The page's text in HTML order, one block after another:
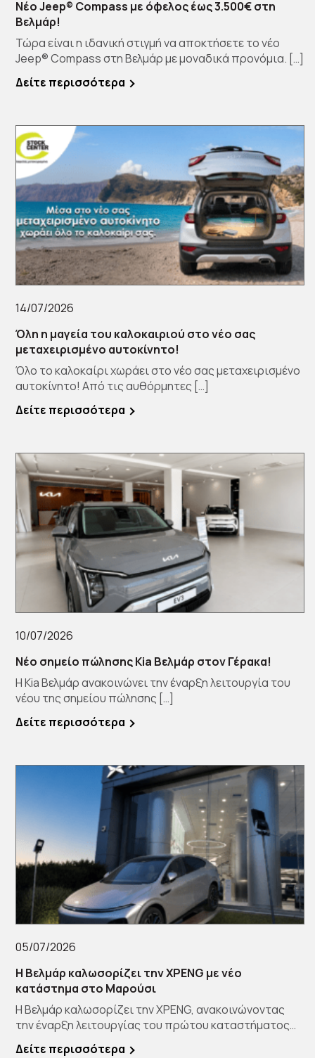
Νέο Jeep® Compass με όφελος έως 3.500€ στη
Βελμάρ!
Τώρα είναι η ιδανική στιγμή να αποκτήσετε το νέο
Jeep® Compass στη Βελμάρ με μοναδικά προνόμια. […]
Δείτε περισσότερα
14/07/2026
Όλη η μαγεία του καλοκαιριού στο νέο σας
μεταχειρισμένο αυτοκίνητο!
Όλο το καλοκαίρι χωράει στο νέο σας μεταχειρισμένο
αυτοκίνητο! Από τις αυθόρμητες […]
Δείτε περισσότερα
10/07/2026
Νέο σημείο πώλησης Kia Βελμάρ στον Γέρακα!
Η Kia Βελμάρ ανακοινώνει την έναρξη λειτουργία του
νέου της σημείου πώλησης […]
Δείτε περισσότερα
05/07/2026
Η Βελμάρ καλωσορίζει την XPENG με νέο
κατάστημα στο Μαρούσι
Η Βελμάρ καλωσορίζει την XPENG, ανακοινώνοντας
την έναρξη λειτουργίας του πρώτου καταστήματος
[…]
Δείτε περισσότερα